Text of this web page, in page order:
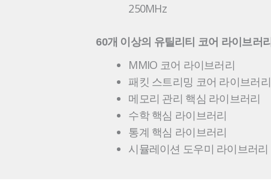
250MHz
60개 이상의 유틸리티 코어 라이브러리
MMIO 코어 라이브러리
패킷 스트리밍 코어 라이브러리
메모리 관리 핵심 라이브러리
수학 핵심 라이브러리
통계 핵심 라이브러리
시뮬레이션 도우미 라이브러리